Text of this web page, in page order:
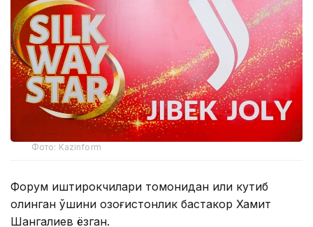
Фото: Kazinform
Форум иштирокчилари томонидан илиқ кутиб
олинган қўшиқни қозоғистонлик бастакор Хамит
Шангалиев ёзган.